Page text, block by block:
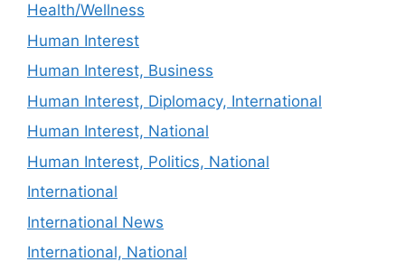
Health/Wellness
Human Interest
Human Interest, Business
Human Interest, Diplomacy, International
Human Interest, National
Human Interest, Politics, National
International
International News
International, National